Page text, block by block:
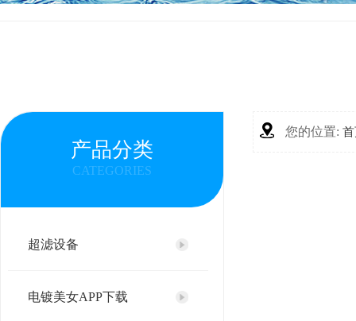
产品分类
CATEGORIES
超滤设备
电镀美女APP下载
您的位置: